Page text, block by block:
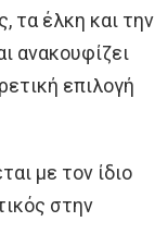
τα έλκη και την
ανακουφίζει
επιλογή
με τον ίδιο
στην